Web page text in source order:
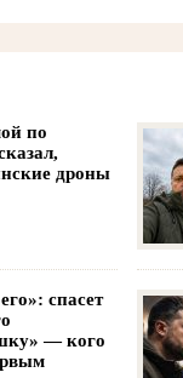
по
дроны
спасет
— кого